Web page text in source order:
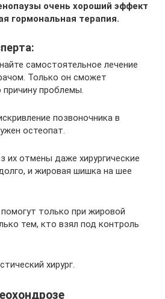
очень хороший эффект
гормональная терапия.
самостоятельное лечение
Только он сможет
проблемы.
позвоночника в
остеопат.
их отмены даже хирургические
и жировая шишка на шее
только при жировой
тем, кто взял под контроль
хирург.